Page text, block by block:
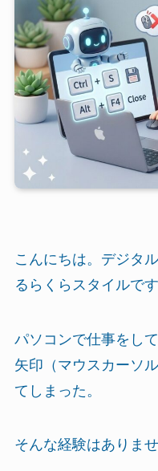
こんにちは。デジタ
るらくらスタイルです
パソコンで仕事をし
矢印（マウスカーソ
てしまった。
そんな経験はありま